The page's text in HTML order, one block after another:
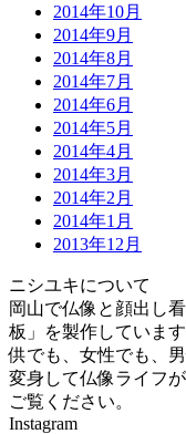
2014年10月
2014年9月
2014年8月
2014年7月
2014年6月
2014年5月
2014年4月
2014年3月
2014年2月
2014年1月
2013年12月
ニシユキについて
岡山で仏像と顔出し
板」を製作していま
供でも、女性でも、
変身して仏像ライフ
ご覧ください。
Instagram